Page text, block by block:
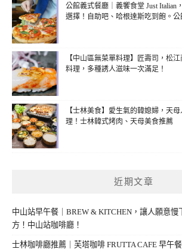
公館義式餐廳｜義饗食堂 Just Italian
選擇！自助吧、哈根達斯吃到飽。
【中山區無菜單料理】匠壽司，松
料理，多種誘人滋味一次滿足！
【士林美食】愛生氣的韓媳婦，天
理！士林韓式烤肉、天母美食推薦
近期文章
中山站早午餐｜BREW & KITCHEN，讓人願意慢
方！中山站咖啡廳！
士林咖啡廳推薦｜芙塔咖啡 FRUTTA CAFE 早午